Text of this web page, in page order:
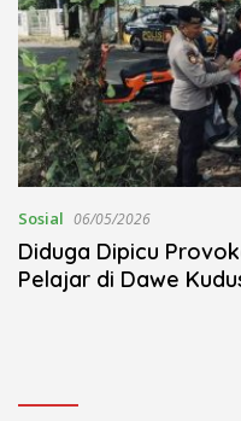
Sosial 06/05/2026
Diduga Dipicu
Pelajar di Dawe